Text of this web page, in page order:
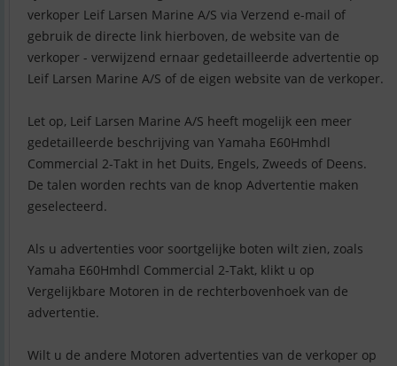
verkoper Leif Larsen Marine A/S via Verzend e-mail of
gebruik de directe link hierboven, de website van de
verkoper - verwijzend ernaar gedetailleerde advertentie op
Leif Larsen Marine A/S of de eigen website van de verkoper.
Let op, Leif Larsen Marine A/S heeft mogelijk een meer
gedetailleerde beschrijving van Yamaha E60Hmhdl
Commercial 2-Takt in het Duits, Engels, Zweeds of Deens.
De talen worden rechts van de knop Advertentie maken
geselecteerd.
Als u advertenties voor soortgelijke boten wilt zien, zoals
Yamaha E60Hmhdl Commercial 2-Takt, klikt u op
Vergelijkbare Motoren in de rechterbovenhoek van de
advertentie.
Wilt u de andere Motoren advertenties van de verkoper op